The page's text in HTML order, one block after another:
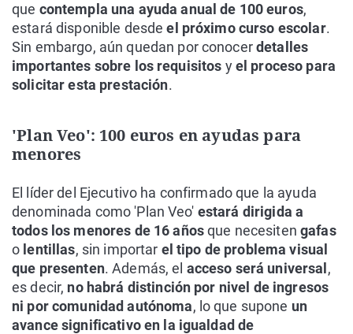
que contempla una ayuda anual de 100 euros,
estará disponible desde el próximo curso escolar.
Sin embargo, aún quedan por conocerdetalles
importantes sobre los requisitos yel proceso para
solicitar esta prestación.
'Plan Veo': 100 euros en ayudas para
menores
El líder del Ejecutivo ha confirmado que la ayuda
denominada como 'Plan Veo' estará dirigida a
todos los menores de 16 añosque necesitengafas
o lentillas, sin importar el tipo de problema visual
que presenten. Además, el acceso será universal ,
es decir, no habrá distinción por nivel de ingresos
ni por comunidad autónoma, lo que supone un
avance significativo en la igualdad de